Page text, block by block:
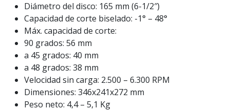
Diámetro del disco: 165 mm (6-1/2″)
Capacidad de corte biselado: -1° – 48°
Máx. capacidad de corte:
90 grados: 56 mm
a 45 grados: 40 mm
a 48 grados: 38 mm
Velocidad sin carga: 2.500 – 6.300 RPM
Dimensiones: 346x241x272 mm
Peso neto: 4,4 – 5,1 Kg